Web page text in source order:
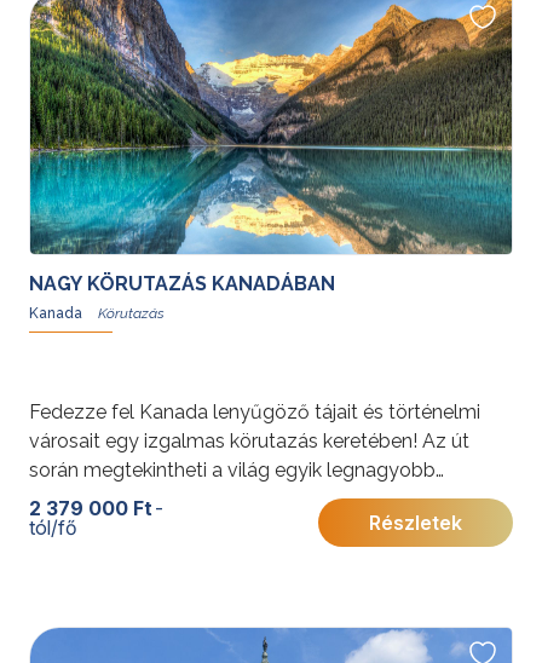
NAGY KÖRUTAZÁS KANADÁBAN
Kanada
Fedezze fel Kanada lenyűgöző tájait és történelmi
városait egy izgalmas körutazás keretében! Az út
során megtekintheti a világ egyik legnagyobb
természeti csodáját, a Niagara-vízesést, ellátogathat
a festői Ezer-szigetekhez, és felfedezheti Kanada
2 379 000 Ft -
tól/fő
Részletek